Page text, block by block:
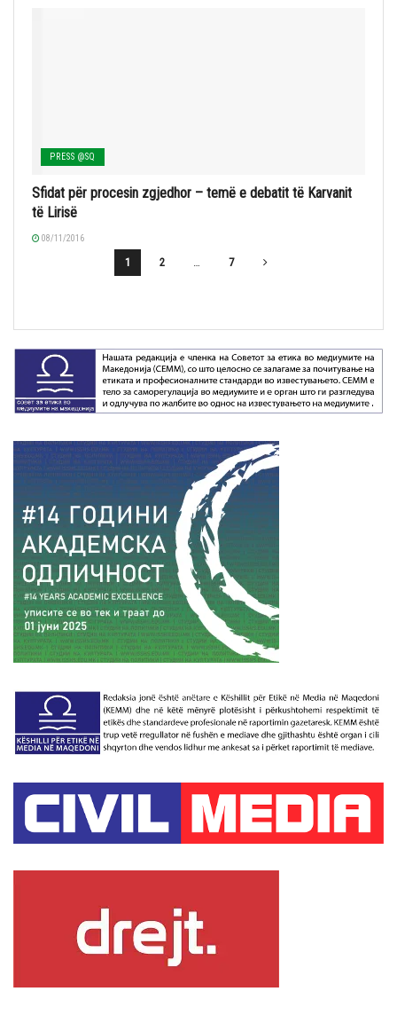
PRESS @SQ
Sfidat për procesin zgjedhor – temë e debatit të Karvanit
të Lirisë
08/11/2016
1 2 … 7